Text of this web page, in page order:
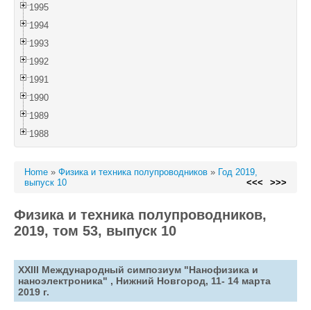
1995
1994
1993
1992
1991
1990
1989
1988
Home » Физика и техника полупроводников » Год 2019,
выпуск 10
<<< >>>
Физика и техника полупроводников,
2019, том 53, выпуск 10
XXIII Международный симпозиум "Нанофизика и
наноэлектроника" , Нижний Новгород, 11- 14 марта
2019 г.